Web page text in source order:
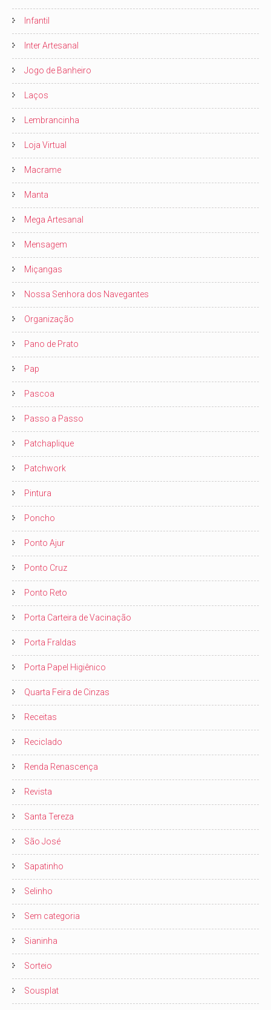
Infantil
Inter Artesanal
Jogo de Banheiro
Laços
Lembrancinha
Loja Virtual
Macrame
Manta
Mega Artesanal
Mensagem
Miçangas
Nossa Senhora dos Navegantes
Organização
Pano de Prato
Pap
Pascoa
Passo a Passo
Patchaplique
Patchwork
Pintura
Poncho
Ponto Ajur
Ponto Cruz
Ponto Reto
Porta Carteira de Vacinação
Porta Fraldas
Porta Papel Higiênico
Quarta Feira de Cinzas
Receitas
Reciclado
Renda Renascença
Revista
Santa Tereza
São José
Sapatinho
Selinho
Sem categoria
Sianinha
Sorteio
Sousplat